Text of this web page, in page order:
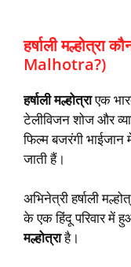
हर्षाली
Malhotra?)
हर्षाली मल्होत्राएक
टेलीविजन शोज और
फिल्म बजरंगी भाईजान
जाती हैं।
अभिनेत्री हर्षाली
के एक हिंदू परिवार में
मल्होत्राहै।